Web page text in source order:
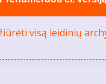
visą leidinių